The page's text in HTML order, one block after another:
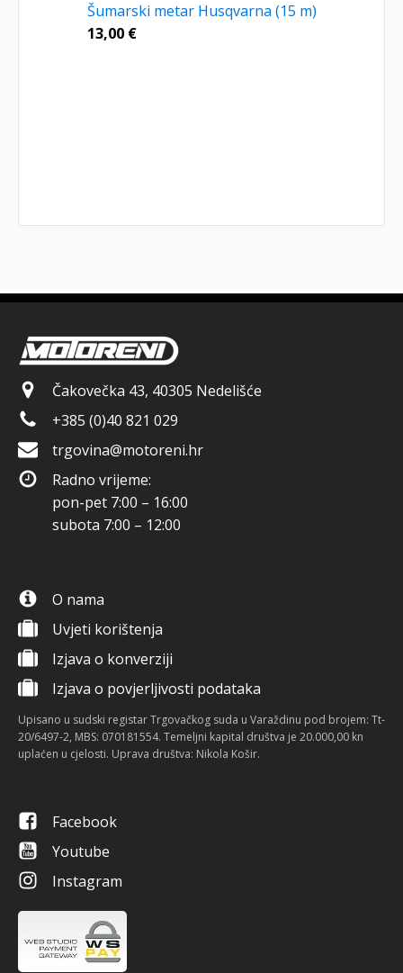
Šumarski metar Husqvarna (15 m)
13,00 €
Čakovečka 43, 40305 Nedelišće
+385 (0)40 821 029
trgovina@motoreni.hr
Radno vrijeme:
pon-pet 7:00 – 16:00
subota 7:00 – 12:00
O nama
Uvjeti korištenja
Izjava o konverziji
Izjava o povjerljivosti podataka
Upisano u sudski registar Trgovačkog suda u Varaždinu pod brojem: Tt-
20/6497-2, MBS: 070181554. Temeljni kapital društva je 20.000,00 kn
uplaćen u cjelosti. Uprava društva: Nikola Košir.
Facebook
Youtube
Instagram